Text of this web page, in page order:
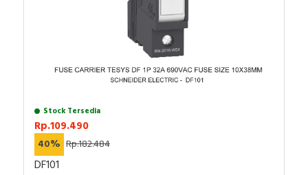
Stock Tersedia
Rp.109.490
40% Rp.182.484
DF101